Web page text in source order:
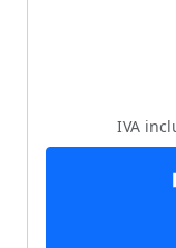
IVA